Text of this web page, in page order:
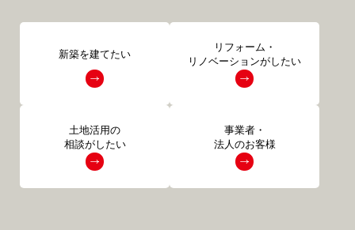
新築を建てたい
リフォーム・
リノベーションがしたい
土地活用の
相談がしたい
事業者・
法人のお客様